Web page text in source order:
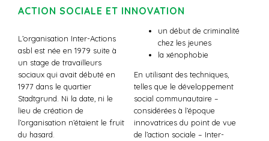
ACTION SOCIALE ET INNOVATION
L’organisation Inter-Actions
asbl est née en 1979 suite à
un stage de travailleurs
sociaux qui avait débuté en
1977 dans le quartier
Stadtgrund. Ni la date, ni le
lieu de création de
l’organisation n’étaient le fruit
du hasard.
un début de criminalité
chez les jeunes
la xénophobie
En utilisant des techniques,
telles que le développement
social communautaire –
considérées à l’époque
innovatrices du point de vue
de l’action sociale – Inter-